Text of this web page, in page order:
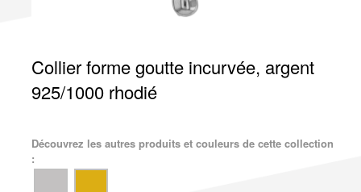
Collier forme goutte incurvée, argent
925/1000 rhodié
Découvrez les autres produits et couleurs de cette collection
: